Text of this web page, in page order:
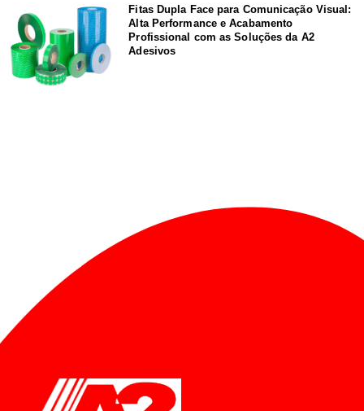
Fitas Dupla Face para Comunicação Visual:
Alta Performance e Acabamento
Profissional com as Soluções da A2
Adesivos